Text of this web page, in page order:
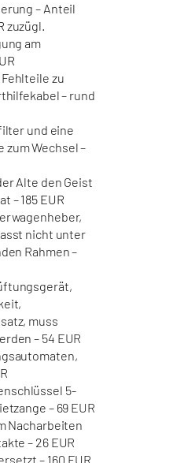
– Anteil
zuzügl.
am
zu
– rund
und eine
zum Wechsel –
Alte den Geist
–185 EUR
nicht unter
Rahmen –
muss
– 54 EUR
5-
– 69 EUR
Nacharbeiten
– 26 EUR
– 160 EUR